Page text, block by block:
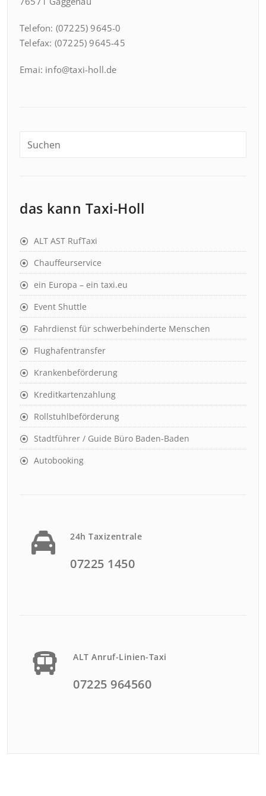
Telefon: (07225) 9645-0
Telefax: (07225) 9645-45
Emai: info@taxi-holl.de
das kann Taxi-Holl
ALT AST RufTaxi
Chauffeurservice
ein Europa – ein taxi.eu
Event Shuttle
Fahrdienst für schwerbehinderte Menschen
Flughafentransfer
Krankenbeförderung
Kreditkartenzahlung
Rollstuhlbeförderung
Stadtführer / Guide Büro Baden-Baden
Autobooking
24h Taxizentrale
07225 1450
ALT Anruf-Linien-Taxi
07225 964560